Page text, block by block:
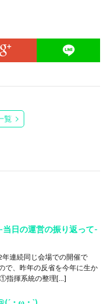
覧
日の運営の振り返って-
連続同じ会場での開催で
で、昨年の反省を今年に生か
指揮系統の整理[…]
・ω・`)